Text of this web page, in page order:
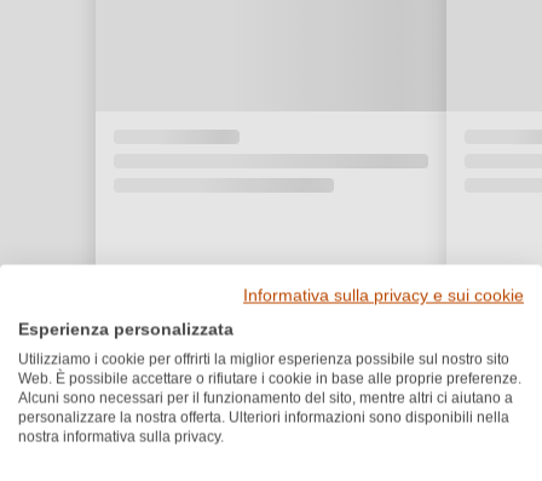
Informativa sulla privacy e sui cookie
Esperienza personalizzata
Utilizziamo i cookie per offrirti la miglior esperienza possibile sul nostro sito
Web. È possibile accettare o rifiutare i cookie in base alle proprie preferenze.
Alcuni sono necessari per il funzionamento del sito, mentre altri ci aiutano a
personalizzare la nostra offerta. Ulteriori informazioni sono disponibili nella
nostra informativa sulla privacy.